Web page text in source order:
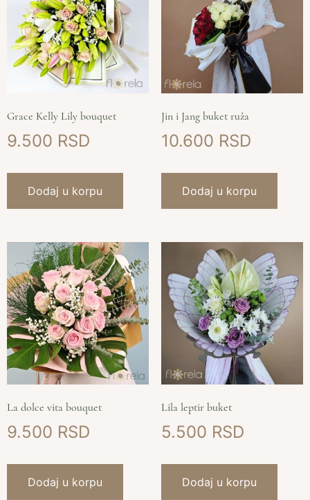
Grace Kelly Lily bouquet
9.500
Dodaj u korpu
Jin i Jang buket ruža
10.600
Dodaj u korpu
La dolce vita bouquet
9.500
Dodaj u korpu
Lila leptir buket
5.500
Dodaj u korpu